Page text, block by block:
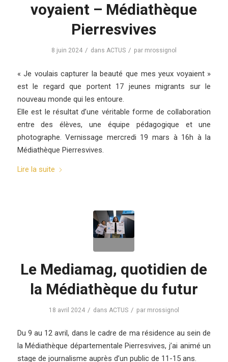
voyaient – Médiathèque
Pierresvives
8 juin 2024 / dans ACTUS / par mrossignol
« Je voulais capturer la beauté que mes yeux voyaient »
est le regard que portent 17 jeunes migrants sur le
nouveau monde qui les entoure.
Elle est le résultat d’une véritable forme de collaboration
entre des élèves, une équipe pédagogique et une
photographe. Vernissage mercredi 19 mars à 16h à la
Médiathèque Pierresvives.
Lire la suite
Le Mediamag, quotidien de
la Médiathèque du futur
18 avril 2024 / dans ACTUS / par mrossignol
Du 9 au 12 avril, dans le cadre de ma résidence au sein de
la Médiathèque départementale Pierresvives, j’ai animé un
stage de journalisme auprès d’un public de 11-15 ans.